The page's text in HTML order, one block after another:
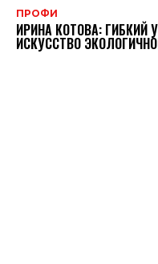
ПРОФИ
ИРИНА КОТОВА: ГИБКИЙ
ИСКУССТВО